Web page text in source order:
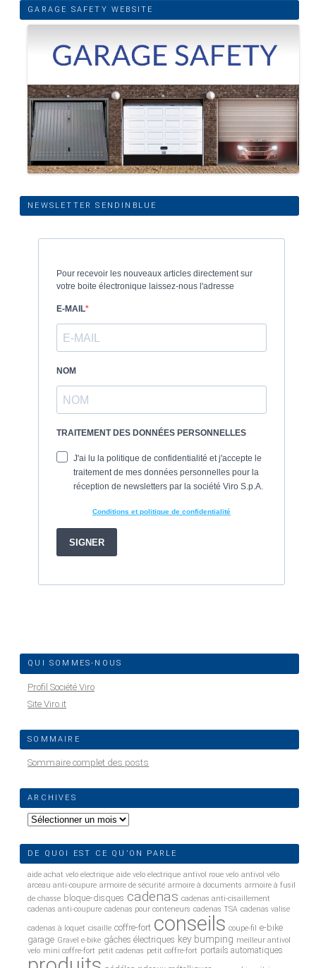
GARAGE SAFETY WEBSITE
NEWSLETTER SENDINBLUE
QUI SOMMES-NOUS
Profil Société Viro
Site Viro.it
SOMMAIRE
Sommaire complet des posts
ARCHIVES
Archives
DE QUOI EST CE QU’ON PARLE
aide achat velo electrique aide velo electrique antivol roue velo antivol vélo
arceau anti-coupure armoire de sécurité armoire à documents armoire à fusil
de chasse bloque-disques cadenas cadenas anti-cisaillement
cadenas anti-coupure cadenas pour conteneurs cadenas TSA cadenas valise
cadenas à loquet cisaille coffre-fort conseils coupe-fil e-bike
garage Gravel e-bike gâches électriques key bumping meilleur antivol
velo mini coffre-fort petit cadenas petit coffre-fort portails automatiques